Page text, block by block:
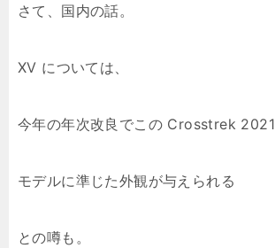
さて、国内の話。
XV については、
今年の年次改良でこの Crosstrek 2021
モデルに準じた外観が与えられる
との噂も。